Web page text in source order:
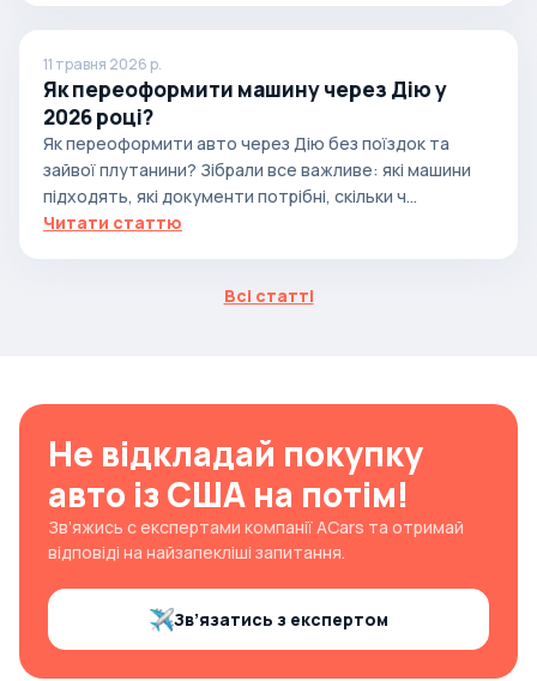
11 травня 2026 р.
Як переоформити машину через Дію у
2026 році?
Як переоформити авто через Дію без поїздок та
зайвої плутанини? Зібрали все важливе: які машини
підходять, які документи потрібні, скільки ч...
Читати статтю
Всі статті
Не відкладай покупку
авто із США на потім!
Зв’яжись с експертами компанії ACars та отримай
відповіді на найзапекліші запитання.
Зв’язатись з експертом